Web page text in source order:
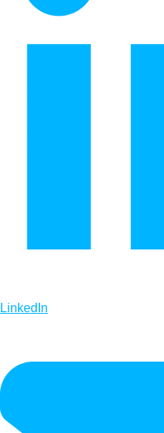
LinkedIn